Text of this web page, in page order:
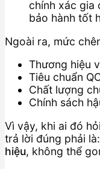
chính xác gia
bảo hành tốt
Ngoài ra, mức
Thương hiệu
Tiêu chuẩn
Chất lượng
Chính sách
Vì vậy, khi ai đó
trả lời đúng phải là:
hiệu, không thể